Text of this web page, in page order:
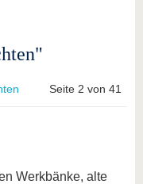
Seite 2 von 41
Werkbänke, alte